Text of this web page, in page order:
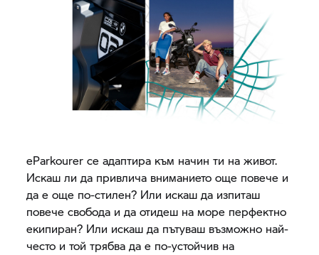
eParkourer се адаптира към начин ти на живот.
Искаш ли да привлича вниманието още повече и
да е още по-стилен? Или искаш да изпиташ
повече свобода и да отидеш на море перфектно
екипиран? Или искаш да пътуваш възможно най-
често и той трябва да е по-устойчив на